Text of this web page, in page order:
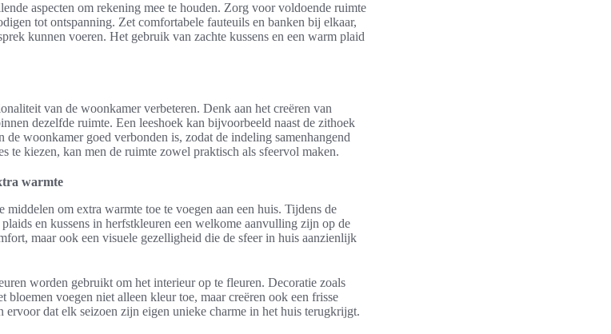
aspecten om rekening mee te houden. Zorg voor voldoende ruimte
tot ontspanning. Zet comfortabele fauteuils en banken bij elkaar,
kunnen voeren. Het gebruik van zachte kussens en een warm plaid
van de woonkamer verbeteren. Denk aan het creëren van
dezelfde ruimte. Een leeshoek kan bijvoorbeeld naast de zithoek
woonkamer goed verbonden is, zodat de indeling samenhangend
te kiezen, kan men de ruimte zowel praktisch als sfeervol maken.
warmte
middelen om extra warmte toe te voegen aan een huis. Tijdens de
en kussens in herfstkleuren een welkome aanvulling zijn op de
maar ook een visuele gezelligheid die de sfeer in huis aanzienlijk
worden gebruikt om het interieur op te fleuren. Decoratie zoals
bloemen voegen niet alleen kleur toe, maar creëren ook een frisse
ervoor dat elk seizoen zijn eigen unieke charme in het huis terugkrijgt.